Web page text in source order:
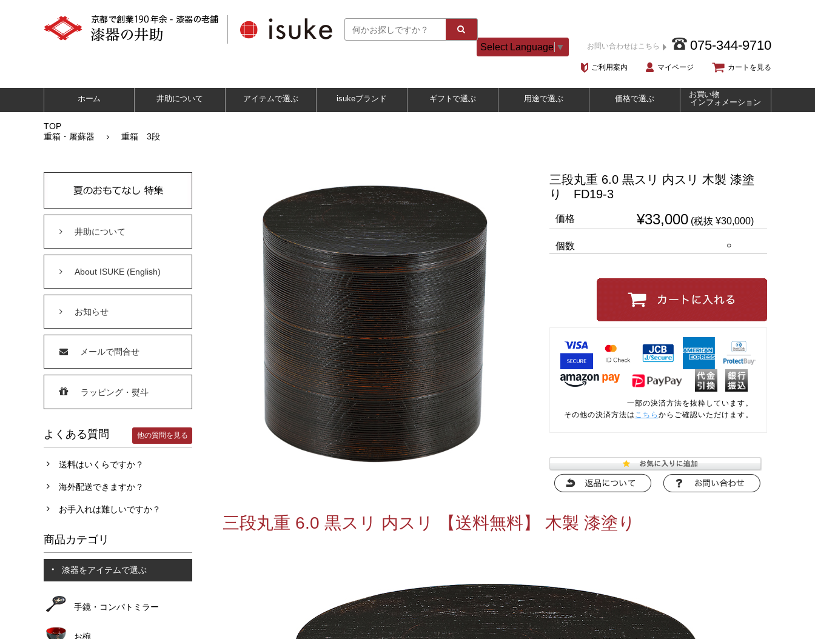
Select Language ▼ お問い合わせはこちら 075-344-9710
ご利用案内 マイページ カートを見る
ホーム 井助について アイテムで選ぶ isukeブランド ギフトで選ぶ 用途で選ぶ 価格で選ぶ
お買い物
インフォメーション
TOP
重箱・屠蘇器
重箱 3段
井助について
About ISUKE (English)
お知らせ
メールで問合せ
ラッピング・熨斗
よくある質問 他の質問を見る
送料はいくらですか？
海外配送できますか？
お手入れは難しいですか？
商品カテゴリ
漆器をアイテムで選ぶ
手鏡・コンパトミラー
お椀
三段丸重 6.0 黒スリ 内スリ 木製 漆塗
り FD19-3
価格 ¥33,000 (税抜 ¥30,000)
個数 ○
一部の決済方法を抜粋しています。
その他の決済方法は こちら からご確認いただけます。
三段丸重 6.0 黒スリ 内スリ 【送料無料】 木製 漆塗り